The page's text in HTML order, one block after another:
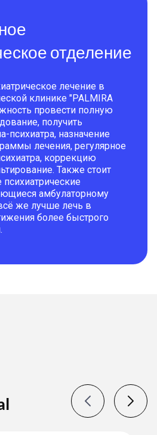
отделение
лечение в
клинике "PALMIRA
провести полную
получить
психиатра, назначение
лечения, регулярное
коррекцию
Также стоит
амбулаторному
же лучше лечь в
более быстрого